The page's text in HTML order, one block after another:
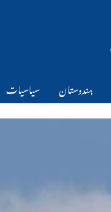
ہندوستان سیاسیات